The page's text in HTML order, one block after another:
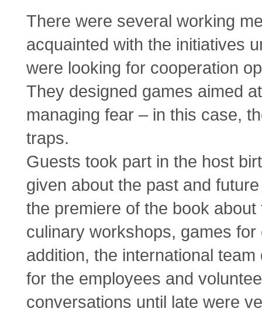
There were several working
acquainted with the initiatives
were looking for cooperation
They designed games aimed
managing fear – in this case,
traps.
Guests took part in the host
given about the past and
the premiere of the book
culinary workshops, games
addition, the international
for the employees and
conversations until late were